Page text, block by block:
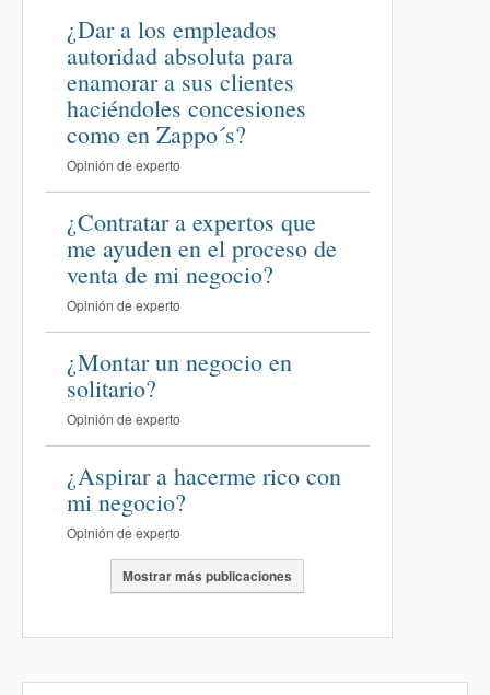
¿Dar a los empleados
autoridad absoluta para
enamorar a sus clientes
haciéndoles concesiones
como en Zappo´s?
Opinión de experto
¿Contratar a expertos que
me ayuden en el proceso de
venta de mi negocio?
Opinión de experto
¿Montar un negocio en
solitario?
Opinión de experto
¿Aspirar a hacerme rico con
mi negocio?
Opinión de experto
Mostrar más publicaciones